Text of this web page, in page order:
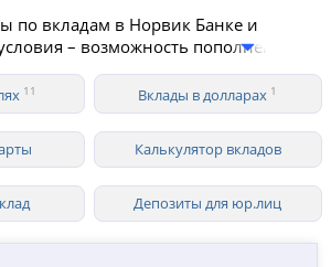
по вкладам в Норвик Банке и
– возможность пополнения и
вклады для
году Норвик Банк предлагает 11
лиц в рублях со ставкой до
11 Вклады в долларах 1
Калькулятор вкладов
Депозиты для юр.лиц